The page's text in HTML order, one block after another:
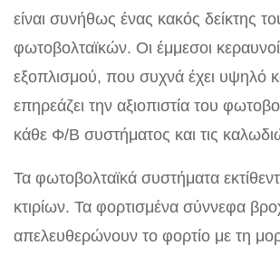
είναι συνήθως ένας κακός δείκτης
φωτοβολταϊκών. Οι έμμεσοι
εξοπλισμού, που συχνά έχει υψηλό
επηρεάζει την αξιοπιστία του
κάθε Φ/Β συστήματος και τις
Τα φωτοβολταϊκά συστήματα
κτιρίων. Τα φορτισμένα σύννεφα
απελευθερώνουν το φορτίο με τη